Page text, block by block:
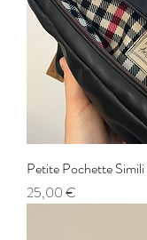
Petite Pochette Simili
Prix
25,00 €